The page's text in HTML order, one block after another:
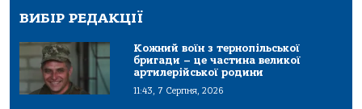
ВИБІР РЕДАКЦІЇ
Кожний воїн з тернопільської
бригади – це частина великої
артилерійської родини
11:43, 7 Серпня, 2026